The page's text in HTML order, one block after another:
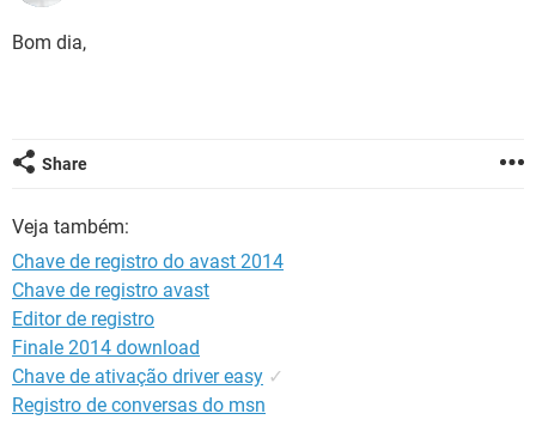
GUIA DE COMPRAS
INSTAGRAM
CELULAR
OUTLOOK
JOGOS
INSTAGRAM
Bom dia,
Share
Veja também:
Chave de registro do avast 2014
Chave de registro avast
Editor de registro
Finale 2014 download
Chave de ativação driver easy ✓
Registro de conversas do msn